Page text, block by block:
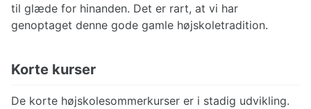
til glæde for hinanden. Det er rart, at vi har
genoptaget denne gode gamle højskoletradition.
Korte kurser
De korte højskolesommerkurser er i stadig udvikling.